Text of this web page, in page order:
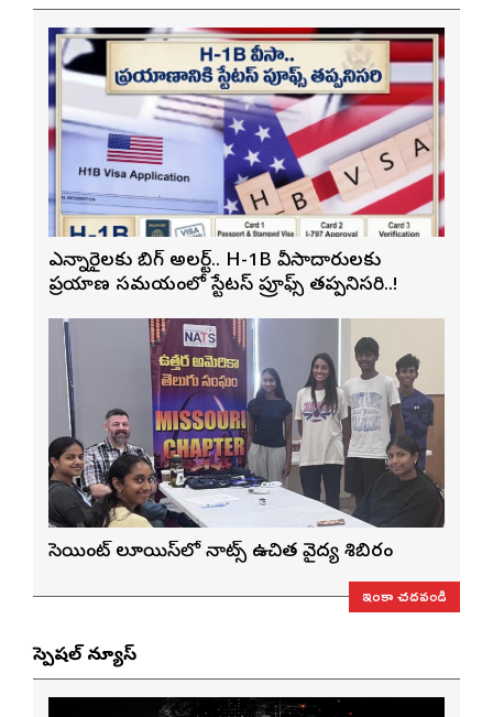
ఎన్నారైలకు బిగ్ అలర్ట్.. H-1B వీసాదారులకు
ప్రయాణ సమయంలో స్టేటస్ ప్రూఫ్స్ తప్పనిసరి..!
సెయింట్ లూయిస్‌లో నాట్స్ ఉచిత వైద్య శిబిరం
ఇంకా చదవండి
స్పెషల్ న్యూస్